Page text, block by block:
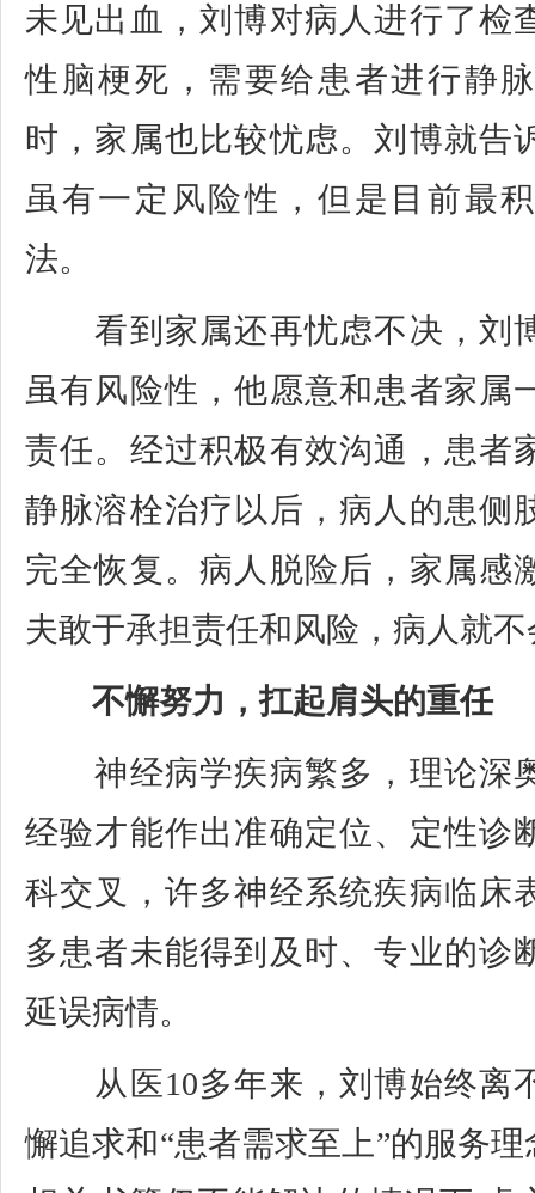
未见出血，刘博对病人进行了检
性脑梗死，需要给患者进行静
时，家属也比较忧虑。刘博就告
虽有一定风险性，但是目前最
法。
看到家属还再忧虑不决，刘
虽有风险性，他愿意和患者家属
责任。经过积极有效沟通，患者
静脉溶栓治疗以后，病人的患侧
完全恢复。病人脱险后，家属感
夫敢于承担责任和风险，病人就
不懈努力，扛起肩头的重任
神经病学疾病繁多，理论深
经验才能作出准确定位、定性诊
科交叉，许多神经系统疾病临床
多患者未能得到及时、专业的诊
延误病情。
从医10多年来，刘博始终离
懈追求和“患者需求至上”的服务